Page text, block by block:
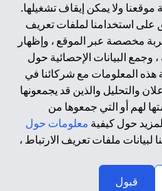
ولا يمكن إيقاف تشغيلها.
على استخدامنا لملفات تعريف
مخصصة عبر الموقع ، وإظهار
وجمع البيانات الإحصائية حول
المعلومات مع شركائنا في
والتحليل والذين قد يجمعونها
لهم أو التي جمعوها من
حول كيفية معلومات حول
لبيانات ملفات تعريف الارتباط ،
قبول
لدى مصرف الإمارات المركزي تحت
أرقام التراخيص 202563 لفرع الوصل في دبي، 531989 لفرع مول
لفرع أبوظبي. هاتف: 4000 311 04.
المتحدة مرخص من مصرف
كفرع لبنك أجنبي.
مرخص من هيئة الأوراق المالية
والسلع في الإمارات العربية المتحدة ("SCA") للقيام بالنشاط المالي لـ أ)
بموجب ترخيص رقم
تداول في الأسواق الدولية بموجب ترخيص